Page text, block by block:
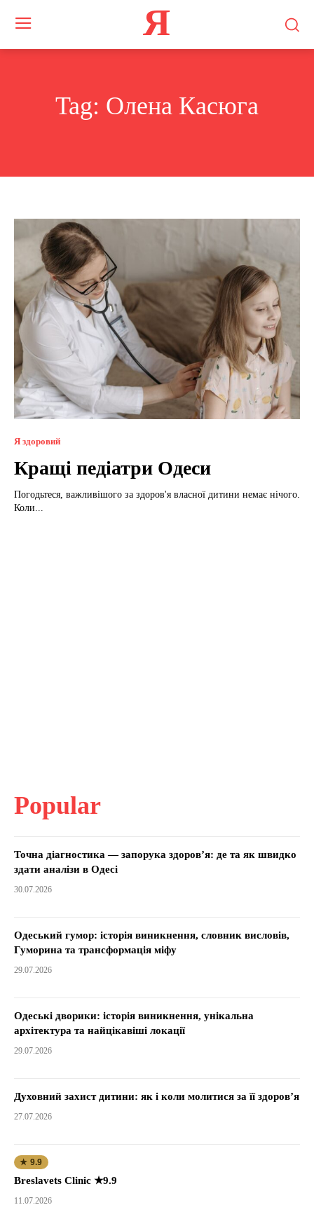
Я
Tag: Олена Касюга
Я здоровий
Кращі педіатри Одеси
Погодьтеся, важливішого за здоров'я власної дитини немає нічого.
Коли...
Popular
Точна діагностика — запорука здоров’я: де та як швидко
здати аналізи в Одесі
30.07.2026
Одеський гумор: історія виникнення, словник висловів,
Гуморина та трансформація міфу
29.07.2026
Одеські дворики: історія виникнення, унікальна
архітектура та найцікавіші локації
29.07.2026
Духовний захист дитини: як і коли молитися за її здоров’я
27.07.2026
★ 9.9
Breslavets Clinic ★9.9
11.07.2026